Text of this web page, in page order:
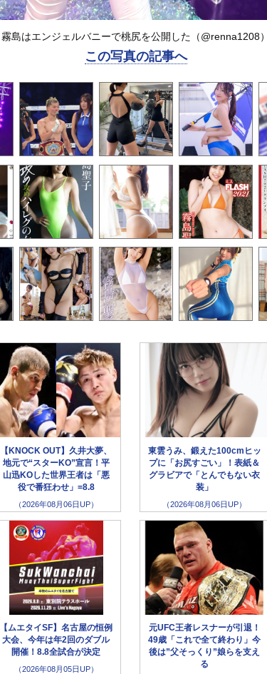
霧島はエンジェルバニーで桃尻を公開した（@renna1208）
この写真の記事へ
【KNOCK OUT】久井大夢、
地元で“スターKO”宣言！平
山迅KOした世界王者は「悪
役で番狂わせ」=8.8
（2026年08月06日UP）
東雲うみ、鍛えた100cmヒッ
プに「お尻すごい」！表紙＆
グラビアで「とんでもない衣
装」
（2026年08月06日UP）
【ムエタイSF】名古屋の恒例
大会、今年は年2回のダブル
開催！8.8全試合が決定
（2026年08月05日UP）
元UFC王者レスナーが引退！
49歳「これで全て終わり」今
後は”父そっくり”娘らを支え
る